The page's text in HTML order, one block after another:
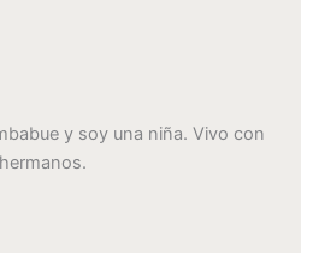
y soy una niña. Vivo con